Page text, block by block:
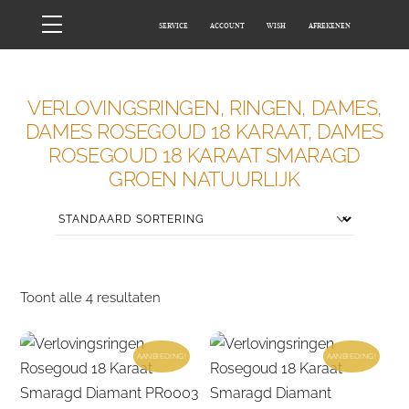
Menu SERVICE ACCOUNT WISH AFREKENEN
VERLOVINGSRINGEN, RINGEN, DAMES,
DAMES ROSEGOUD 18 KARAAT, DAMES
ROSEGOUD 18 KARAAT SMARAGD
GROEN NATUURLIJK
Toont alle 4 resultaten
AANBIEDING! AANBIEDING!